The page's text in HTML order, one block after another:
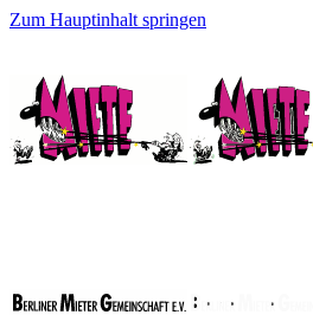
Zum Hauptinhalt springen